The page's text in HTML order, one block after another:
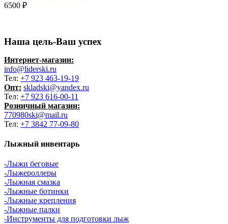
6500 ₽
Наша цель-Ваш успех
Интернет-магазин:
info@liderski.ru
Тел: +7 923 463-19-19
Опт: skladski@yandex.ru
Тел: +7 923 616-00-11
Розничный магазин:
770980ski@mail.ru
Тел: +7 3842 77-09-80
Лыжный инвентарь
-Лыжи беговые
-Лыжероллеры
-Лыжная смазка
-Лыжные ботинки
-Лыжные крепления
-Лыжные палки
-Инструменты для подготовки лыж